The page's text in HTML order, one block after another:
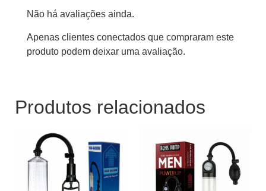
Não há avaliações ainda.
Apenas clientes conectados que compraram este
produto podem deixar uma avaliação.
Produtos relacionados